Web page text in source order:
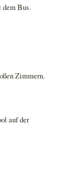
dem Bus.
Zimmern.
auf der